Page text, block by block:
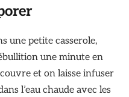
une petite casserole,
une minute en
et on laisse infuser
l’eau chaude avec les